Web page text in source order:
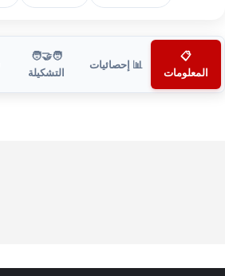
📋
المعلومات
📊 إحصائيات
🧑‍🤝‍🧑
التشكيلة